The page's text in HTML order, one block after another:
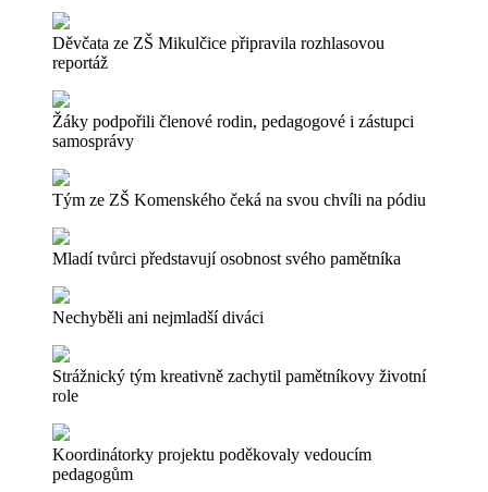
Děvčata ze ZŠ Mikulčice připravila rozhlasovou
reportáž
Žáky podpořili členové rodin, pedagogové i zástupci
samosprávy
Tým ze ZŠ Komenského čeká na svou chvíli na pódiu
Mladí tvůrci představují osobnost svého pamětníka
Nechyběli ani nejmladší diváci
Strážnický tým kreativně zachytil pamětníkovy životní
role
Koordinátorky projektu poděkovaly vedoucím
pedagogům